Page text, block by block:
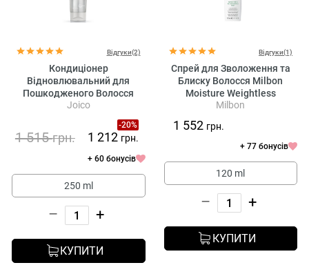
Відгуки(2)
Кондиціонер
Відновлювальний для
Пошкодженого Волосся
Joico K-Pak Reconstructing
Joico
-20%
1 515грн. 1 212 грн.
+ 60 бонусів
250 ml
– +
КУПИТИ
Відгуки(1)
Спрей для Зволоження та
Блиску Волосся Milbon
Moisture Weightless
Replenishing Mist
Milbon
1 552 грн.
+ 77 бонусів
120 ml
– +
КУПИТИ